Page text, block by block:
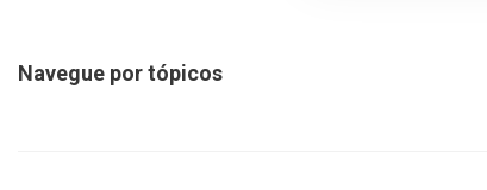
Navegue por tópicos